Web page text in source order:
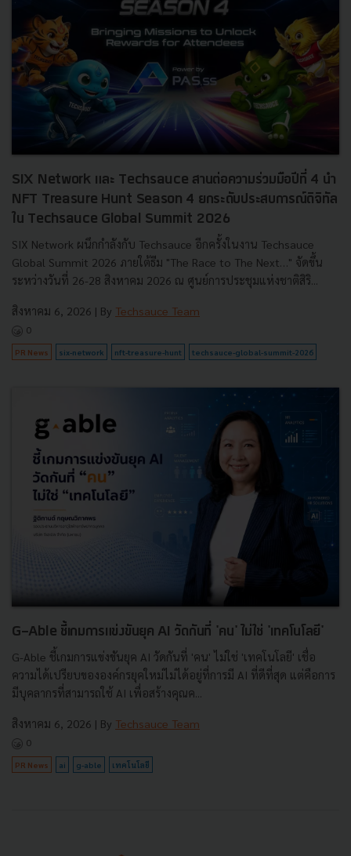
SIX Network และ Techsauce สานต่อความร่วมมือปีที่ 4 นำ
NFT Treasure Hunt Season 4 ยกระดับประสบการณ์ดิจิทัล
ใน Techsauce Global Summit 2026
SIX Network ผนึกกำลังกับ Techsauce อีกครั้งในงาน Techsauce
Global Summit 2026 ภายใต้ธีม "The Race to The Next…" จัดขึ้น
ระหว่างวันที่ 26-28 สิงหาคม 2026 ณ ศูนย์การประชุมแห่งชาติสิริ...
สิงหาคม 6, 2026 | By Techsauce Team
0
PR News six-network nft-treasure-hunt techsauce-global-summit-2026
G-Able ชี้เกมการแข่งขันยุค AI วัดกันที่ 'คน' ไม่ใช่ 'เทคโนโลยี'
G-Able ชี้เกมการแข่งขันยุค AI วัดกันที่ 'คน' ไม่ใช่ 'เทคโนโลยี' เชื่อ
ความได้เปรียบขององค์กรยุคใหม่ไม่ได้อยู่ที่การมี AI ที่ดีที่สุด แต่คือการ
มีบุคลากรที่สามารถใช้ AI เพื่อสร้างคุณค...
สิงหาคม 6, 2026 | By Techsauce Team
0
PR News ai g-able เทคโนโลยี